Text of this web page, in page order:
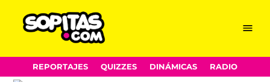
Skip
to
Menu
REPORTAJES QUIZZES DINÁMICAS RADIO